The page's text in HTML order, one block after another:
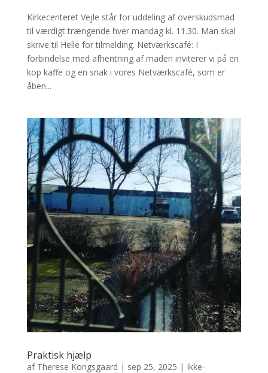
Kirkecenteret Vejle står for uddeling af overskudsmad
til værdigt trængende hver mandag kl. 11.30. Man skal
skrive til Helle for tilmelding. Netværkscafé: I
forbindelse med afhentning af maden inviterer vi på en
kop kaffe og en snak i vores Netværkscafé, som er
åben...
Praktisk hjælp
af Therese Kongsgaard | sep 25, 2025 | Ikke-